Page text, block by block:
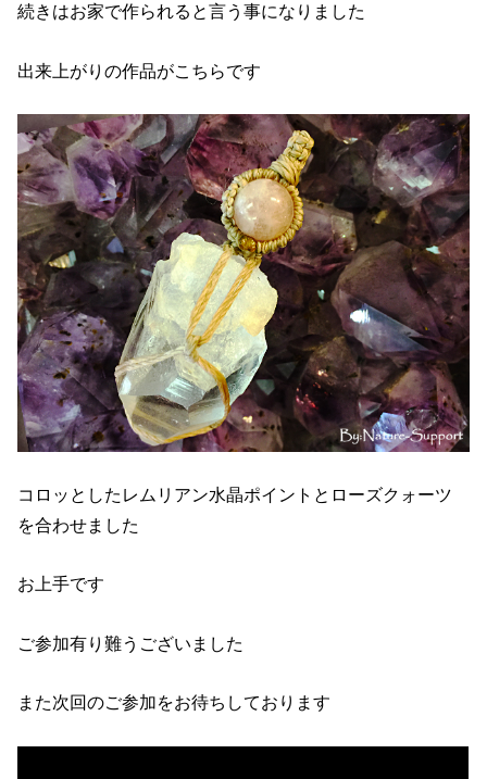
続きはお家で作られると言う事になりました
出来上がりの作品がこちらです
コロッとしたレムリアン水晶ポイントとローズクォーツ
を合わせました
お上手です
ご参加有り難うございました
また次回のご参加をお待ちしております